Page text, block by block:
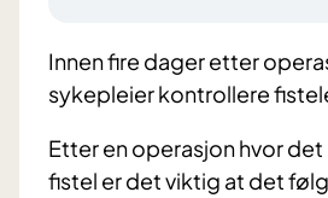
Innen fire dager etter
sykepleier kontrollere
Etter en operasjon hvor det
fistel er det viktig at det